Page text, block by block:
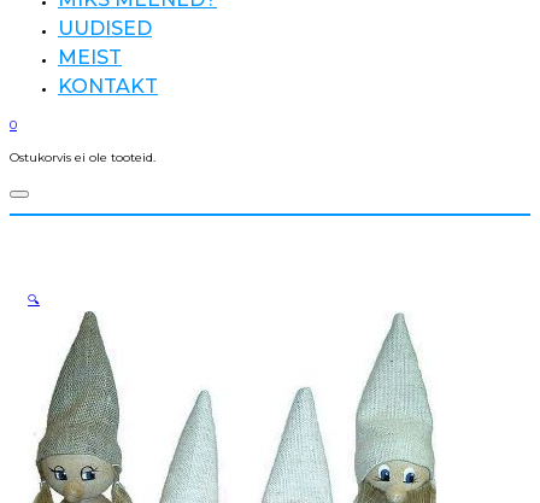
UUDISED
MEIST
KONTAKT
0
Ostukorvis ei ole tooteid.
🔍